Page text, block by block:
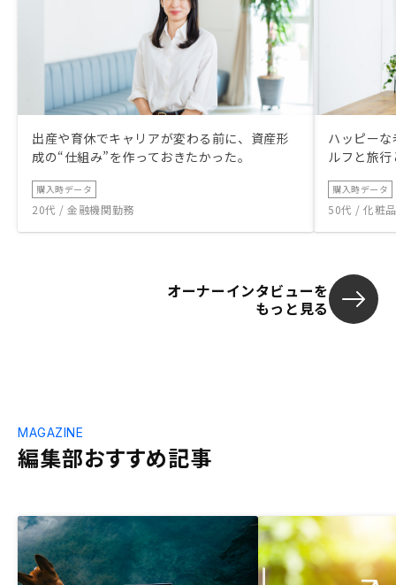
出産や育休でキャリアが変わる前に、資産形
成の“仕組み”を作っておきたかった。
購入時データ
20代 / 金融機関勤務
ハッピー
ルフと旅
購入時データ
50代 / 化粧
オーナーインタビューを
もっと見る
編集部おすすめ記事
MAGAZINE